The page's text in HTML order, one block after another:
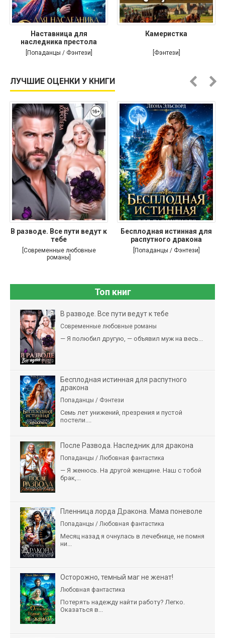
Наставница для
наследника престола
[Попаданцы / Фэнтези]
Камеристка
[Фэнтези]
ЛУЧШИЕ ОЦЕНКИ У КНИГИ
В разводе. Все пути ведут к
тебе
[Современные любовные
романы]
Бесплодная истинная для
распутного дракона
[Попаданцы / Фэнтези]
Топ книг
В разводе. Все пути ведут к тебе
Современные любовные романы
— Я полюбил другую, — объявил муж на весь...
Бесплодная истинная для распутного
дракона
Попаданцы / Фэнтези
Семь лет унижений, презрения и пустой
постели....
После Развода. Наследник для дракона
Попаданцы / Любовная фантастика
— Я женюсь. На другой женщине. Наш с тобой
брак,...
Пленница лорда Дракона. Мама поневоле
Попаданцы / Любовная фантастика
Месяц назад я очнулась в лечебнице, не помня
ни...
Осторожно, темный маг не женат!
Любовная фантастика
Потерять надежду найти работу? Легко.
Оказаться в...